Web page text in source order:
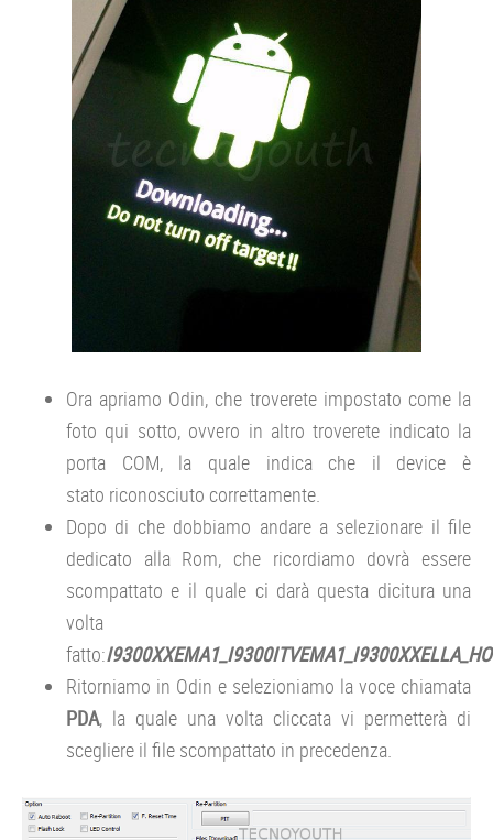
Ora apriamo Odin, che troverete impostato come la
foto qui sotto, ovvero in altro troverete indicato la
porta COM, la quale indica che il device è
stato riconosciuto correttamente.
Dopo di che dobbiamo andare a selezionare il file
dedicato alla Rom, che ricordiamo dovrà essere
scompattato e il quale ci darà questa dicitura una
volta
fatto:
Ritorniamo in Odin e selezioniamo la voce chiamata
PDA, la quale una volta cliccata vi permetterà di
scegliere il file scompattato in precedenza.